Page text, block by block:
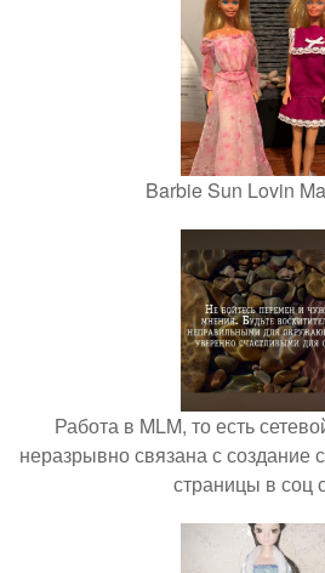
Barbie Sun Lovin
Работа в MLM, то есть
неразрывно связана с создание
страницы в соц